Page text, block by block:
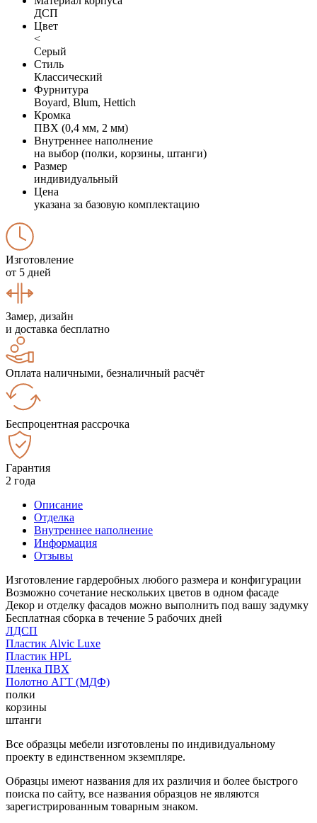
ДСП
Цвет
<
Серый
Стиль
Классический
Фурнитура
Boyard, Blum, Hettich
Кромка
ПВХ (0,4 мм, 2 мм)
Внутреннее наполнение
на выбор (полки, корзины, штанги)
Размер
индивидуальный
Цена
указана за базовую комплектацию
Изготовление
от 5 дней
Замер, дизайн
и доставка бесплатно
Оплата наличными, безналичный расчёт
Беспроцентная рассрочка
Гарантия
2 года
Описание
Отделка
Внутреннее наполнение
Информация
Отзывы
Изготовление гардеробных любого размера и конфигурации
Возможно сочетание нескольких цветов в одном фасаде
Декор и отделку фасадов можно выполнить под вашу задумку
Бесплатная сборка в течение 5 рабочих дней
ЛДСП
Пластик Alvic Luxe
Пластик HPL
Пленка ПВХ
Полотно АГТ (МДФ)
полки
корзины
штанги
Все образцы мебели изготовлены по индивидуальному
проекту в единственном экземпляре.
Образцы имеют названия для их различия и более быстрого
поиска по сайту, все названия образцов не являются
зарегистрированным товарным знаком.